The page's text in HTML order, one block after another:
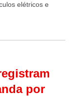
elétricos e
por